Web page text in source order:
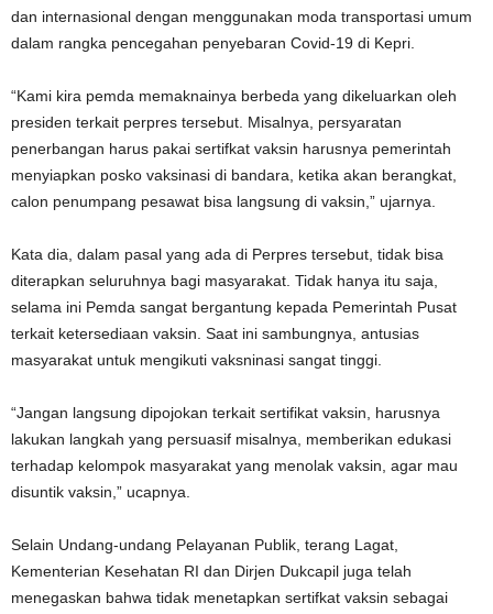
dan internasional dengan menggunakan moda transportasi umum
dalam rangka pencegahan penyebaran Covid-19 di Kepri.
“Kami kira pemda memaknainya berbeda yang dikeluarkan oleh
presiden terkait perpres tersebut. Misalnya, persyaratan
penerbangan harus pakai sertifkat vaksin harusnya pemerintah
menyiapkan posko vaksinasi di bandara, ketika akan berangkat,
calon penumpang pesawat bisa langsung di vaksin,” ujarnya.
Kata dia, dalam pasal yang ada di Perpres tersebut, tidak bisa
diterapkan seluruhnya bagi masyarakat. Tidak hanya itu saja,
selama ini Pemda sangat bergantung kepada Pemerintah Pusat
terkait ketersediaan vaksin. Saat ini sambungnya, antusias
masyarakat untuk mengikuti vaksninasi sangat tinggi.
“Jangan langsung dipojokan terkait sertifikat vaksin, harusnya
lakukan langkah yang persuasif misalnya, memberikan edukasi
terhadap kelompok masyarakat yang menolak vaksin, agar mau
disuntik vaksin,” ucapnya.
Selain Undang-undang Pelayanan Publik, terang Lagat,
Kementerian Kesehatan RI dan Dirjen Dukcapil juga telah
menegaskan bahwa tidak menetapkan sertifkat vaksin sebagai